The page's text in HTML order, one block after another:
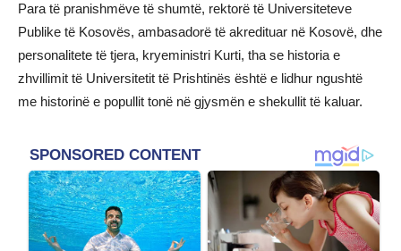
Para të pranishmëve të shumtë, rektorë të Universiteteve
Publike të Kosovës, ambasadorë të akredituar në Kosovë, dhe
personalitete të tjera, kryeministri Kurti, tha se historia e
zhvillimit të Universitetit të Prishtinës është e lidhur ngushtë
me historinë e popullit tonë në gjysmën e shekullit të kaluar.